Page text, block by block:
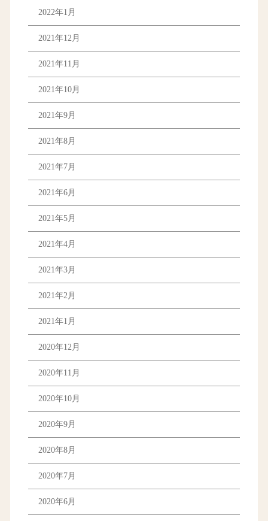
2022年1月
2021年12月
2021年11月
2021年10月
2021年9月
2021年8月
2021年7月
2021年6月
2021年5月
2021年4月
2021年3月
2021年2月
2021年1月
2020年12月
2020年11月
2020年10月
2020年9月
2020年8月
2020年7月
2020年6月